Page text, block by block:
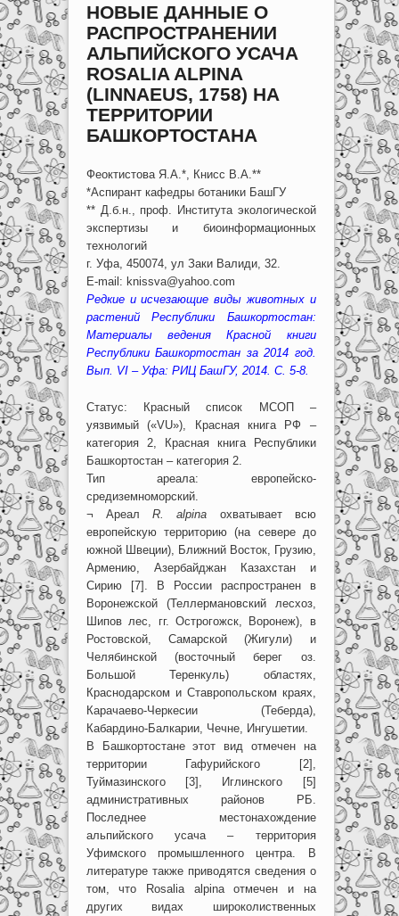
НОВЫЕ ДАННЫЕ О
РАСПРОСТРАНЕНИИ
АЛЬПИЙСКОГО УСАЧА
ROSALIA ALPINA
(LINNAEUS, 1758) НА
ТЕРРИТОРИИ
БАШКОРТОСТАНА
Феоктистова Я.А.*, Книсс В.А.**
*Аспирант кафедры ботаники БашГУ
** Д.б.н., проф. Института экологической
экспертизы и биоинформационных
технологий
г. Уфа, 450074, ул Заки Валиди, 32.
E-mail: knissva@yahoo.com
Редкие и исчезающие виды животных и
растений Республики Башкортостан:
Материалы ведения Красной книги
Республики Башкортостан за 2014 год.
Вып. VI – Уфа: РИЦ БашГУ, 2014. С. 5-8.
Статус: Красный список МСОП –
уязвимый («VU»), Красная книга РФ –
категория 2, Красная книга Республики
Башкортостан – категория 2.
Тип ареала: европейско-
средиземноморский.
¬ АреалR. alpina охватывает всю
европейскую территорию (на севере до
южной Швеции), Ближний Восток, Грузию,
Армению, Азербайджан Казахстан и
Сирию [7]. В России распространен в
Воронежской (Теллермановский лесхоз,
Шипов лес, гг. Острогожск, Воронеж), в
Ростовской, Самарской (Жигули) и
Челябинской (восточный берег оз.
Большой Теренкуль) областях,
Краснодарском и Ставропольском краях,
Карачаево-Черкесии (Теберда),
Кабардино-Балкарии, Чечне, Ингушетии.
В Башкортостане этот вид отмечен на
территории Гафурийского [2],
Туймазинского [3], Иглинского [5]
административных районов РБ.
Последнее местонахождение
альпийского усача – территория
Уфимского промышленного центра. В
литературе также приводятся сведения о
том, что Rosalia alpina отмечен и на
других видах широколиственных